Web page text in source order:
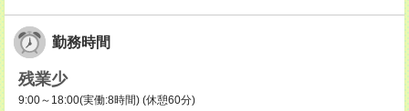
勤務時間
残業少
9:00～18:00(実働:8時間) (休憩60分)